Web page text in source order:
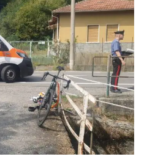
Sergio:
con un montascale